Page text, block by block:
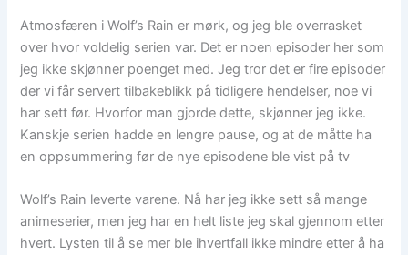
Atmosfæren i Wolf’s Rain er mørk, og jeg ble overrasket
over hvor voldelig serien var. Det er noen episoder her som
jeg ikke skjønner poenget med. Jeg tror det er fire episoder
der vi får servert tilbakeblikk på tidligere hendelser, noe vi
har sett før. Hvorfor man gjorde dette, skjønner jeg ikke.
Kanskje serien hadde en lengre pause, og at de måtte ha
en oppsummering før de nye episodene ble vist på tv
Wolf’s Rain leverte varene. Nå har jeg ikke sett så mange
animeserier, men jeg har en helt liste jeg skal gjennom etter
hvert. Lysten til å se mer ble ihvertfall ikke mindre etter å ha